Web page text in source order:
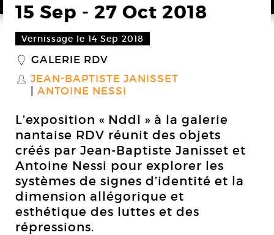
15 Sep - 27 Oct 2018
Vernissage le 14 Sep 2018
_ GALERIE RDV
S JEAN-BAPTISTE JANISSET
ANTOINE NESSI
L’exposition « Nddl » à la galerie
nantaise RDV réunit des objets
créés par Jean-Baptiste Janisset et
Antoine Nessi pour explorer les
systèmes de signes d’identité et la
dimension allégorique et
esthétique des luttes et des
répressions.